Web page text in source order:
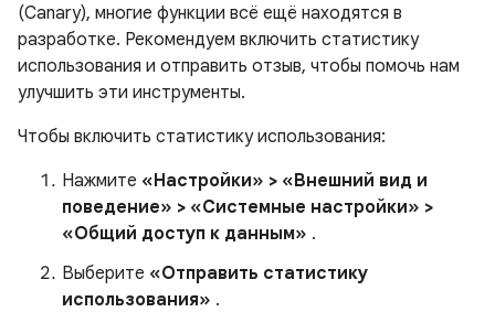
(Canary), многие функции всё ещё находятся в
разработке. Рекомендуем включить статистику
использования и отправить отзыв, чтобы помочь нам
улучшить эти инструменты.
Чтобы включить статистику использования:
Нажмите «Настройки» > «Внешний вид и
поведение» > «Системные настройки» >
«Общий доступ к данным» .
Выберите «Отправить статистику
использования» .